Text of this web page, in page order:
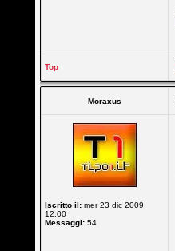
Top
Moraxus
Iscritto il: mer 23 dic 2009,
12:00
Messaggi: 54